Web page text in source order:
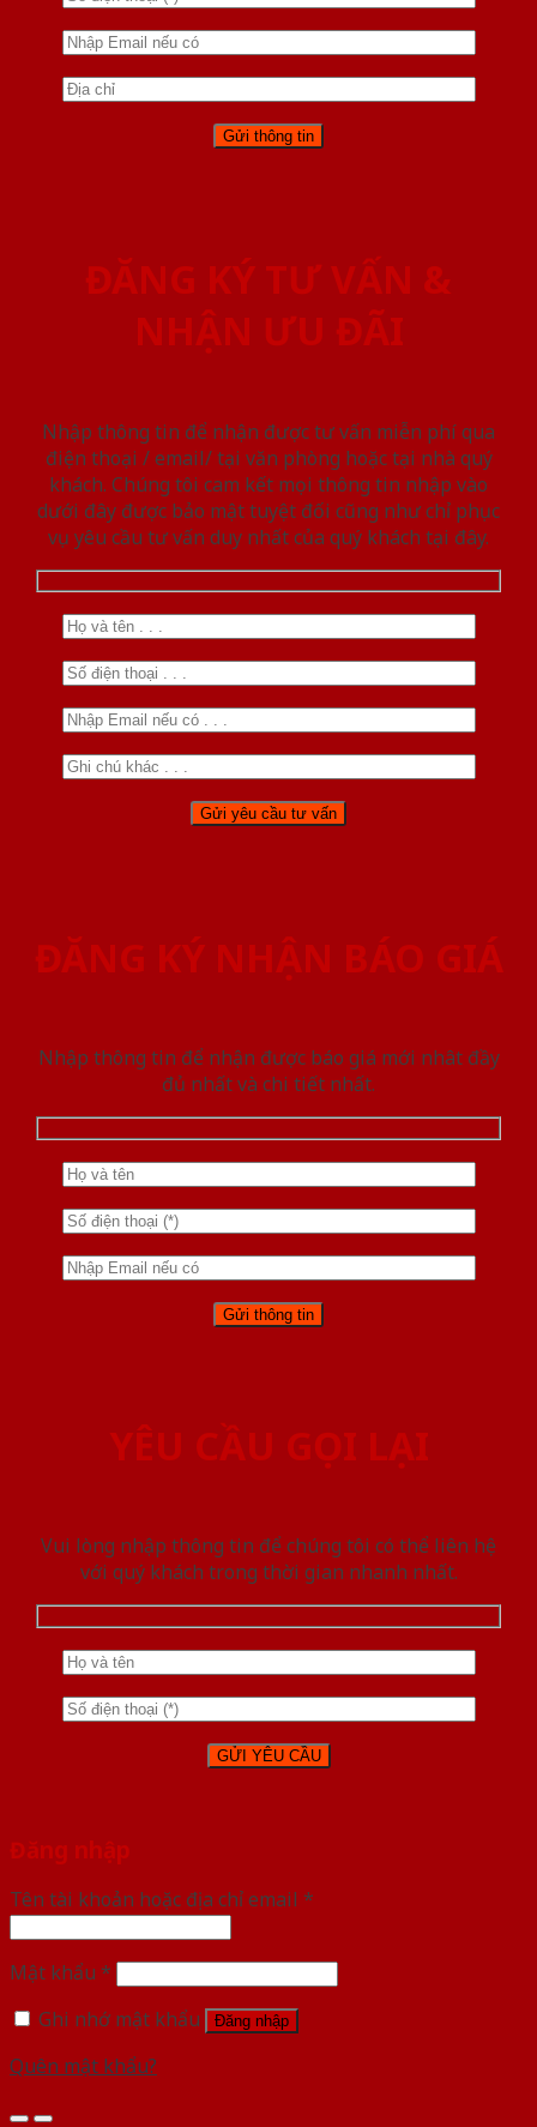
ĐĂNG KÝ TƯ VẤN &
NHẬN ƯU ĐÃI
Nhập thông tin để nhận được tư vấn miễn phí qua
điện thoại / email/ tại văn phòng hoặc tại nhà quý
khách. Chúng tôi cam kết mọi thông tin nhập vào
dưới đây được bảo mật tuyệt đối cũng như chỉ phục
vụ yêu cầu tư vấn duy nhất của quý khách tại đây.
ĐĂNG KÝ NHẬN BÁO GIÁ
Nhập thông tin để nhận được báo giá mới nhât đầy
đủ nhất và chi tiết nhất.
YÊU CẦU GỌI LẠI
Vui lòng nhập thông tin để chúng tôi có thể liên hệ
với quý khách trong thời gian nhanh nhất.
Đăng nhập
Tên tài khoản hoặc địa chỉ email *
Mật khẩu *
Ghi nhớ mật khẩu
Đăng nhập
Quên mật khẩu?